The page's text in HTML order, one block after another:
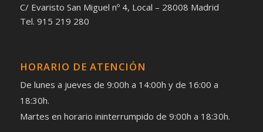
C/ Evaristo San Miguel nº 4, Local – 28008 Madrid
Tel. 915 219 280
HORARIO DE ATENCIÓN
De lunes a jueves de 9:00h a 14:00h y de 16:00 a
18:30h.
Martes en horario ininterrumpido de 9:00h a 18:30h.